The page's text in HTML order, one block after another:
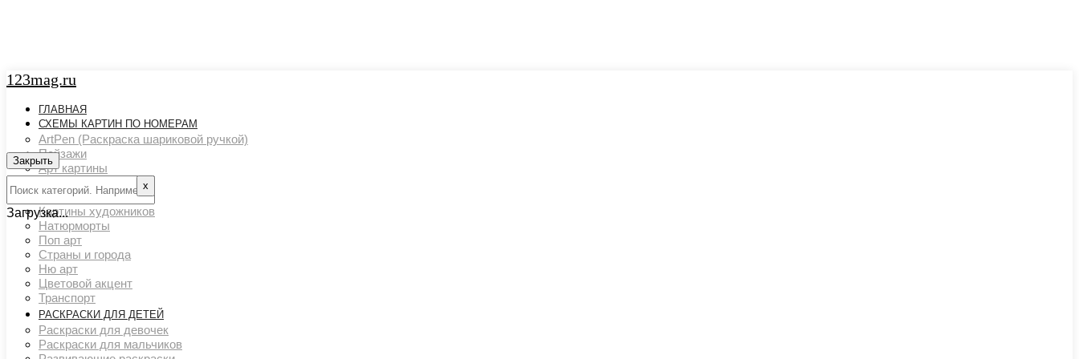
123mag.ru
ГЛАВНАЯ
СХЕМЫ КАРТИН ПО НОМЕРАМ
ArtPen (Раскраска шариковой ручкой)
Пейзажи
Арт картины
Люди
Картины художников
Натюрморты
Поп арт
Страны и города
Ню арт
Цветовой акцент
Транспорт
РАСКРАСКИ ДЛЯ ДЕТЕЙ
Раскраски для девочек
Раскраски для мальчиков
Закрыть
х
Загрузка...